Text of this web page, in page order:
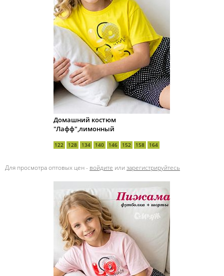
Домашний костюм
"Лафф",лимонный
122 128 134 140 146 152 158 164
Для просмотра оптовых цен - войдите или зарегистрируйтесь